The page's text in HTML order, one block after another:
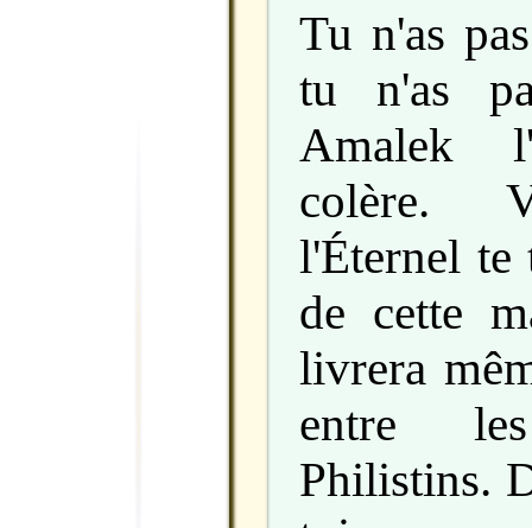
Tu n'as
tu n'as
Amalek
colère.
l'Éternel te
de cette
livrera
entre
Philistins.